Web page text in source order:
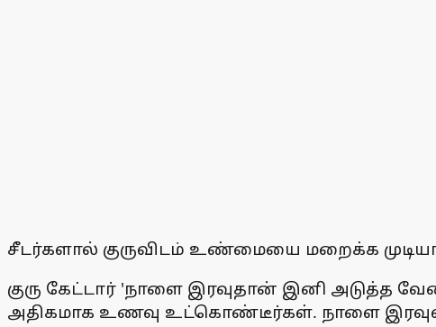
சீடர்களால் குருவிடம் உண்மையை மறைக்க
குரு கேட்டார் 'நாளை இரவுதான் இனி அடுத்த
அதிகமாக உணவு உட்கொண்டீர்கள். நாளை